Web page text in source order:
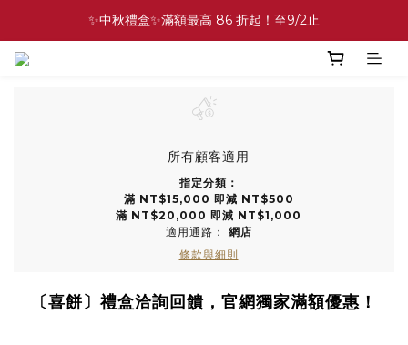
✨中秋禮盒✨滿額最高 86 折起！至9/2止
✨中秋禮盒✨滿額最高 86 折起！至9/2止
💕緣滿成雙💕喜餅買10盒送2盒！加碼至8/31止
所有顧客適用
指定分類：
滿 NT$15,000 即減 NT$500
滿 NT$20,000 即減 NT$1,000
適用通路： 網店
條款與細則
〔喜餅〕禮盒洽詢回饋，官網獨家滿額優惠！